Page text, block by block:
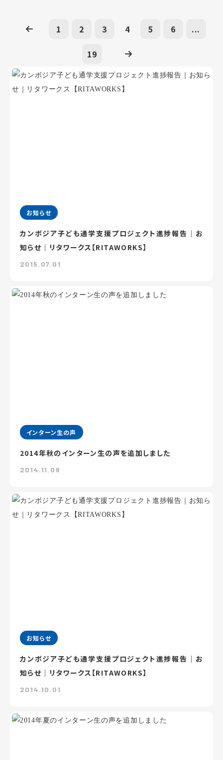
1 2 3 4 5 6 ...
19
お知らせ
カンボジア子ども通学支援プロジェクト進捗報告｜お
知らせ｜リタワークス【RITAWORKS】
2015.07.01
インターン生の声
2014年秋のインターン生の声を追加しました
2014.11.06
お知らせ
カンボジア子ども通学支援プロジェクト進捗報告｜お
知らせ｜リタワークス【RITAWORKS】
2014.10.01